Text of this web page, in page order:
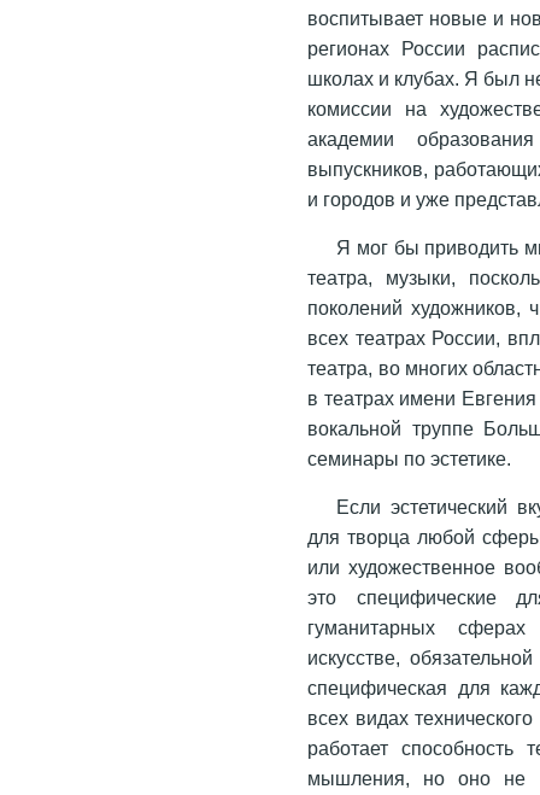
воспитывает новые и
регионах России
школах и клубах. Я был
комиссии на
академии
выпускников,
и городов и уже
Я мог бы приводить
театра, музыки,
поколений художников,
всех театрах России,
театра, во многих
в театрах имени
вокальной труппе
семинары по эстетике.
Если эстетический
для творца любой сферы
или художественное
это специфические
гуманитарных сферах
искусстве,
специфическая для
всех видах
работает способность
мышления, но оно не